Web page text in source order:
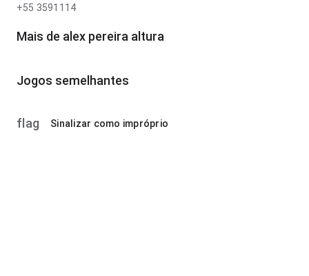
+55 3591114
Mais de alex pereira altura
Jogos semelhantes
flag Sinalizar como impróprio